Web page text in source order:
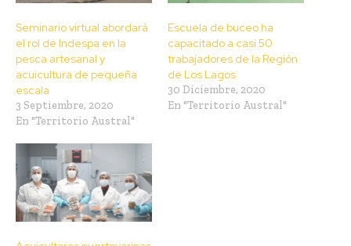
Seminario virtual abordará
el rol de Indespa en la
pesca artesanal y
acuicultura de pequeña
escala
3 Septiembre, 2020
En "Territorio Austral"
Escuela de buceo ha
capacitado a casi 50
trabajadores de la Región
de Los Lagos
30 Diciembre, 2020
En "Territorio Austral"